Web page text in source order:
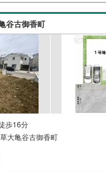
、家計を守る具体的なプラ
安心できる将来」どちらも
当日の現地見学・FP相談も
谷古御香町
歩16分
大亀谷古御香町